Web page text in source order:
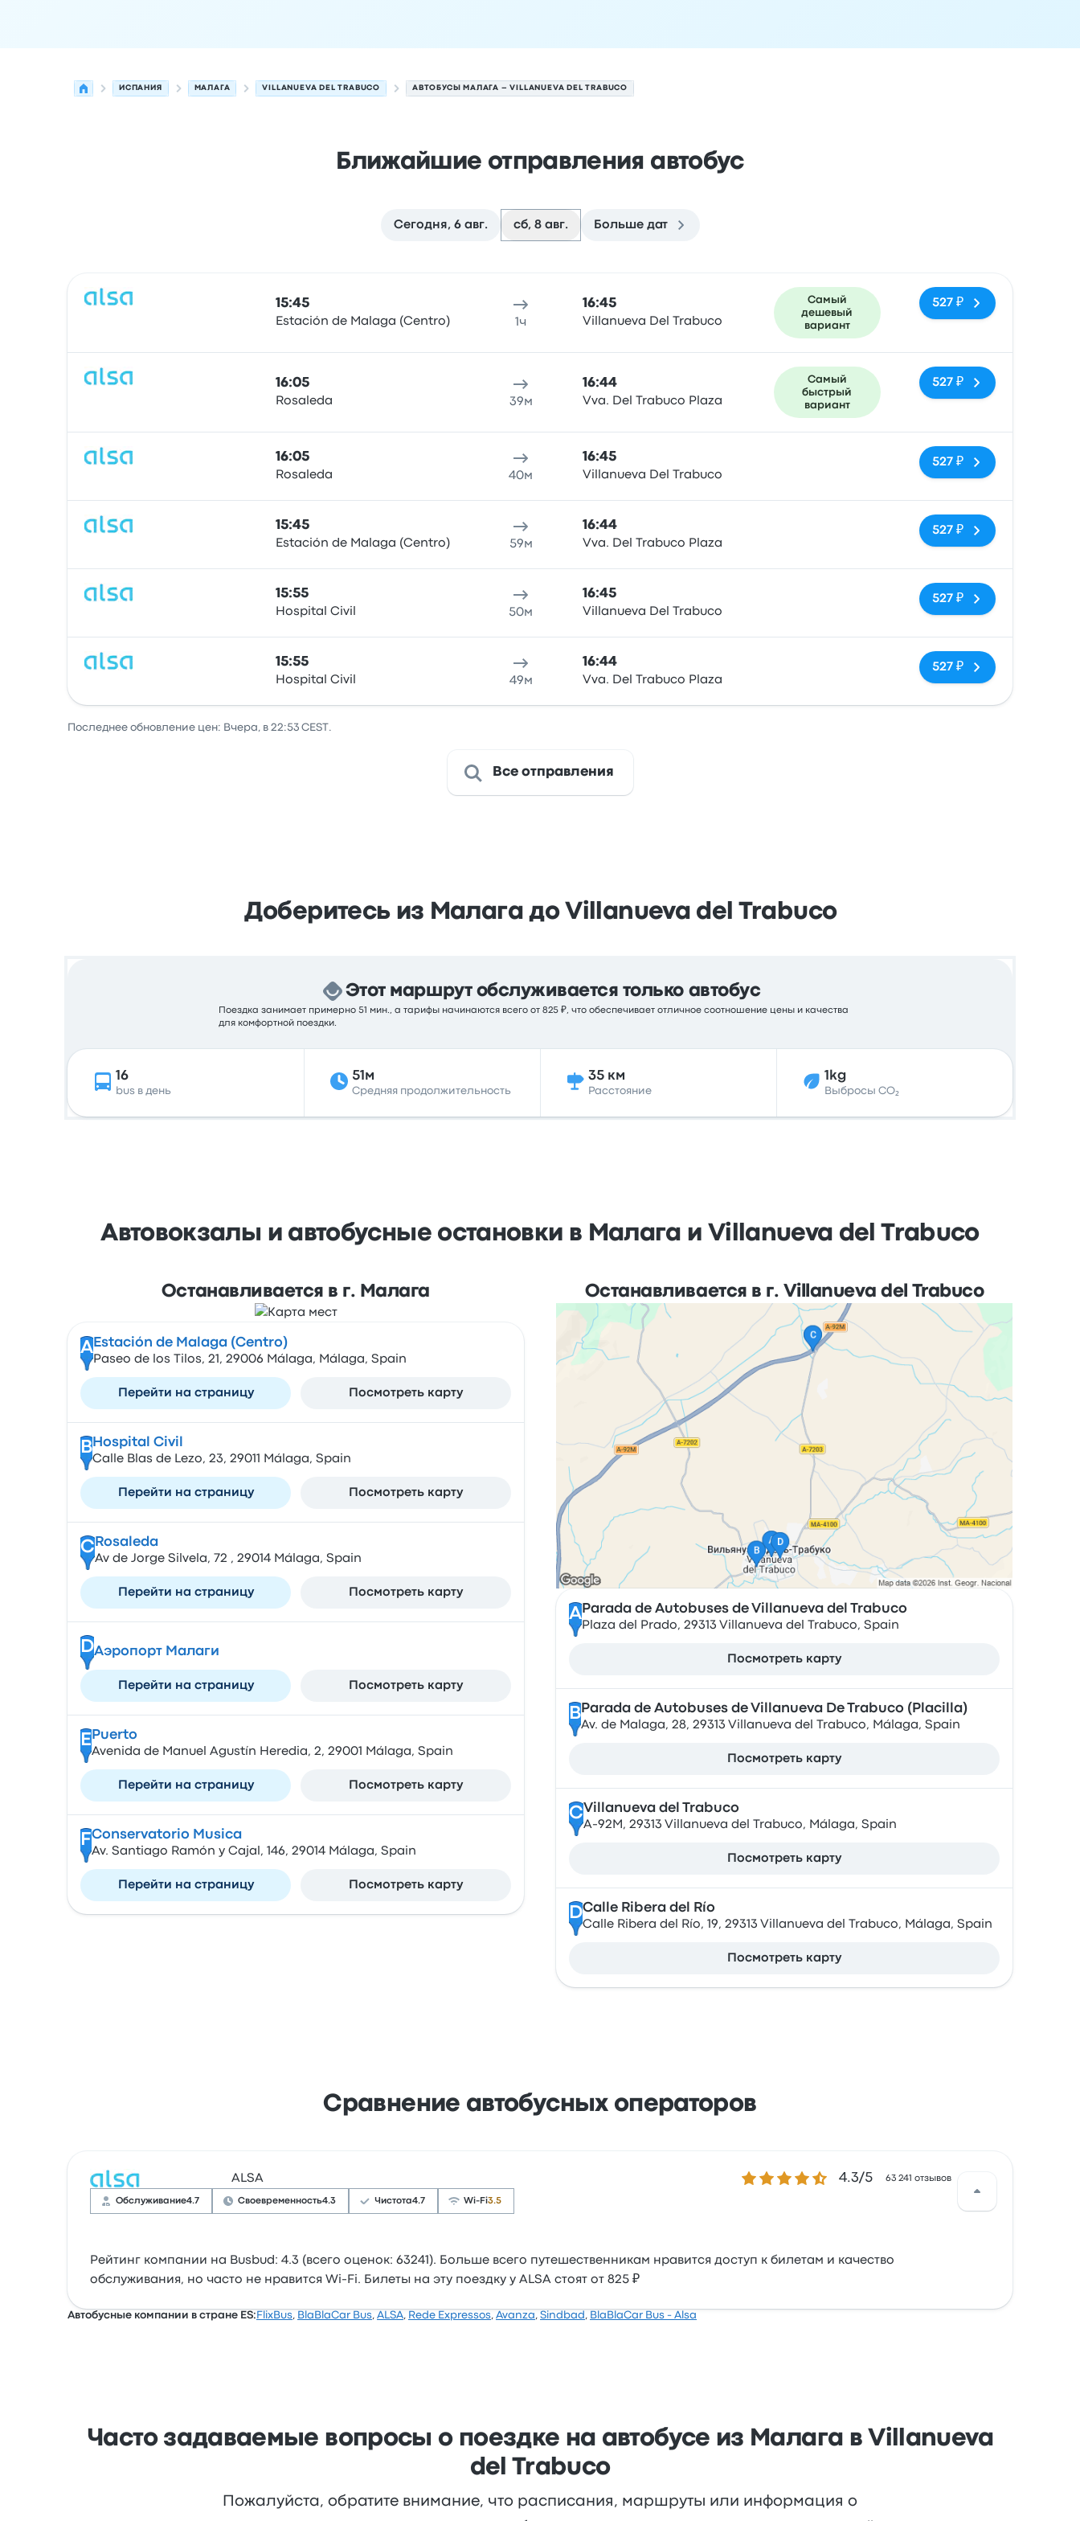
ИСПАНИЯ МАЛАГА VILLANUEVA DEL TRABUCO АВТОБУСЫ МАЛАГА – VILLANUEVA DEL TRABUCO
Ближайшие отправления автобус
Сегодня, 6 авг. сб, 8 авг. Больше дат
15:45
Estación de Malaga (Centro) 1ч
16:45
Villanueva Del Trabuco
Самый
дешевый
вариант
527 ₽
16:05
Rosaleda 39м
16:44
Vva. Del Trabuco Plaza
Самый
быстрый
вариант
527 ₽
16:05
Rosaleda 40м
16:45
Villanueva Del Trabuco
Нет тегов
527 ₽
15:45
Estación de Malaga (Centro) 59м
16:44
Vva. Del Trabuco Plaza
Нет тегов
527 ₽
15:55
Hospital Civil 50м
16:45
Villanueva Del Trabuco
Нет тегов
527 ₽
15:55
Hospital Civil 49м
16:44
Vva. Del Trabuco Plaza
Нет тегов
527 ₽
Последнее обновление цен: Вчера, в 22:53 CEST.
Все отправления
Доберитесь из Малага до Villanueva del Trabuco
Этот маршрут обслуживается только автобус
Поездка занимает примерно 51 мин., а тарифы начинаются всего от 825 ₽, что обеспечивает отличное соотношение цены и качества
для комфортной поездки.
16
bus в день
51м
Средняя продолжительность
35 км
Расстояние
1kg
Выбросы CO₂
Автовокзалы и автобусные остановки в Малага и Villanueva del Trabuco
Останавливается в г. Малага
A Estación de Malaga (Centro)
Paseo de los Tilos, 21, 29006 Málaga, Málaga, Spain
Перейти на страницу Посмотреть карту
B Hospital Civil
Calle Blas de Lezo, 23, 29011 Málaga, Spain
Перейти на страницу Посмотреть карту
CRosaleda
Av de Jorge Silvela, 72 , 29014 Málaga, Spain
Перейти на страницу Посмотреть карту
DАэропорт Малаги
Перейти на страницу Посмотреть карту
E Puerto
Avenida de Manuel Agustín Heredia, 2, 29001 Málaga, Spain
Перейти на страницу Посмотреть карту
FConservatorio Musica
Av. Santiago Ramón y Cajal, 146, 29014 Málaga, Spain
Перейти на страницу Посмотреть карту
Останавливается в г. Villanueva del Trabuco
A Parada de Autobuses de Villanueva del Trabuco
Plaza del Prado, 29313 Villanueva del Trabuco, Spain
Посмотреть карту
B Parada de Autobuses de Villanueva De Trabuco (Placilla)
Av. de Malaga, 28, 29313 Villanueva del Trabuco, Málaga, Spain
Посмотреть карту
CVillanueva del Trabuco
A-92M, 29313 Villanueva del Trabuco, Málaga, Spain
Посмотреть карту
DCalle Ribera del Río
Calle Ribera del Río, 19, 29313 Villanueva del Trabuco, Málaga, Spain
Посмотреть карту
Сравнение автобусных операторов
ALSA Количество звезд: 4.3 из 5
4.3/5 63 241 отзывов
Обслуживание4.7 Своевременность4.3 Чистота4.7 Wi-Fi3.5
Рейтинг компании на Busbud: 4.3 (всего оценок: 63241). Больше всего путешественникам нравится доступ к билетам и качество
обслуживания, но часто не нравится Wi-Fi. Билеты на эту поездку у ALSA стоят от 825 ₽
Автобусные компании в стране ES: FlixBus, BlaBlaCar Bus, ALSA, Rede Expressos, Avanza, Sindbad , BlaBlaCar Bus - Alsa
Часто задаваемые вопросы о поездке на автобусе из Малага в Villanueva
del Trabuco
Пожалуйста, обратите внимание, что расписания, маршруты или информация о